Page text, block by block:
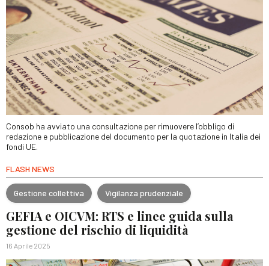
Consob ha avviato una consultazione per rimuovere l’obbligo di
redazione e pubblicazione del documento per la quotazione in Italia dei
fondi UE.
FLASH NEWS
Gestione collettiva Vigilanza prudenziale
GEFIA e OICVM: RTS e linee guida sulla
gestione del rischio di liquidità
16 Aprile 2025